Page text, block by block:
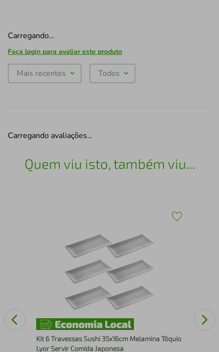
Carregando…
Faça login para avaliar este produto
Mais recentes Todos
Carregando avaliações…
Quem viu isto, também viu...
Kit 6 Travessas Sushi 35x16cm Melamina Tóquio
Lyor Servir Comida Japonesa